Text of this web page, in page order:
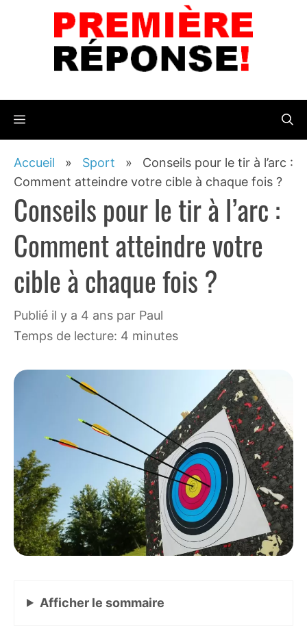
Menu
Accueil » Sport » Conseils pour le tir à l’arc :
Comment atteindre votre cible à chaque fois ?
Conseils pour le tir à l’arc :
Comment atteindre votre
cible à chaque fois ?
publié il y a 4 ans par Paul
Temps de lecture: 4 minutes
Afficher le sommaire